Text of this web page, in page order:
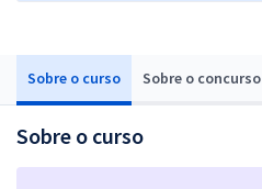
Sobre o curso Sobre o concurso
Sobre o curso